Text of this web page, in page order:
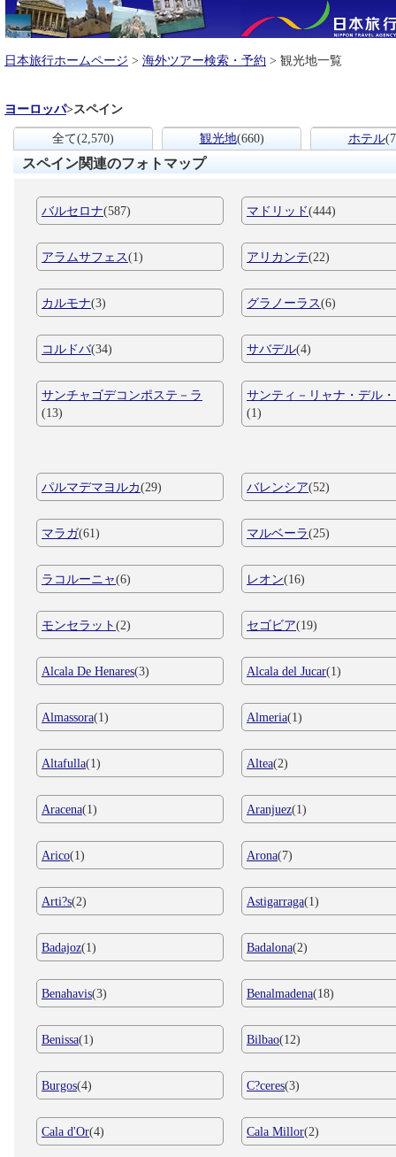
日本旅行ホームページ > 海外ツアー検索・予約 > 観光地一覧
ヨーロッパ>スペイン
全て(2,570) 観光地(660) ホテル
スペイン関連のフォトマップ
バルセロナ(587) マドリッド(444)
アラムサフェス(1) アリカンテ(22)
カルモナ(3) グラノーラス(6)
コルドバ(34) サバデル(4)
サンチャゴデコンポステ－ラ
(13)
サンティ－リャナ・デル
(1)
パルマデマヨルカ(29) バレンシア(52)
マラガ(61) マルベーラ(25)
ラコルーニャ(6) レオン(16)
モンセラット(2) セゴビア(19)
Alcala De Henares(3) Alcala del Jucar(1)
Almassora(1) Almeria(1)
Altafulla(1) Altea(2)
Aracena(1) Aranjuez(1)
Arico(1) Arona(7)
Arti?s(2) Astigarraga(1)
Badajoz(1) Badalona(2)
Benahavis(3) Benalmadena(18)
Benissa(1) Bilbao(12)
Burgos(4) C?ceres(3)
Cala d'Or(4) Cala Millor(2)